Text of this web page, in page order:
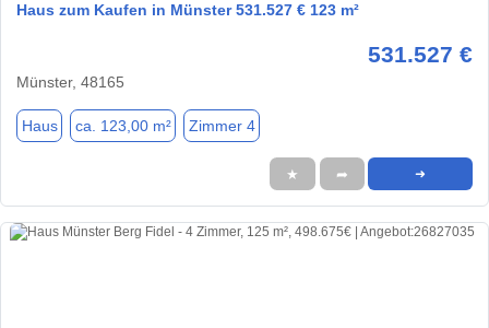
Haus zum Kaufen in Münster 531.527 € 123 m²
531.527 €
Münster, 48165
Haus ca. 123,00 m² Zimmer 4
★ ➦ ➜